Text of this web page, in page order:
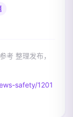
考 整理发布，
safety/1201